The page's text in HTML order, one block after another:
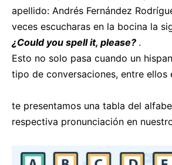
apellido: Andrés Fernández
veces escucharas en la bocina la
¿Could you spell it, please? .
Esto no solo pasa cuando un
tipo de conversaciones, entre ellos
te presentamos una tabla del
respectiva pronunciación en